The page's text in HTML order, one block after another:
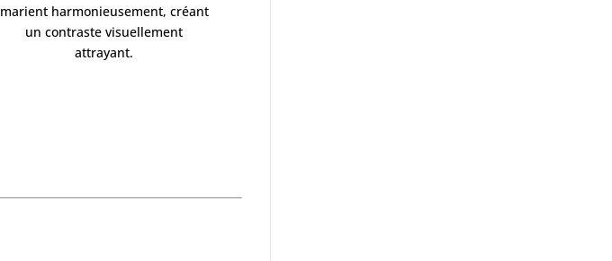
marient harmonieusement, créant
un contraste visuellement
attrayant.